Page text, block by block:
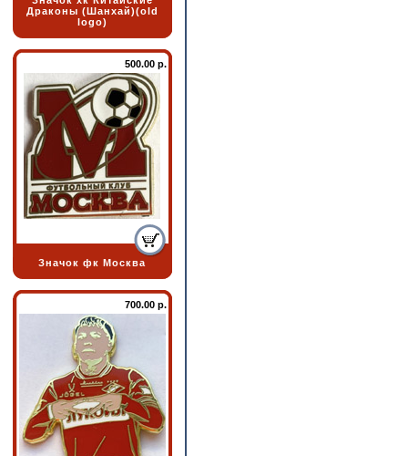
Драконы (Шанхай)(old
logo)
500.00 р.
Значок фк Москва
700.00 р.